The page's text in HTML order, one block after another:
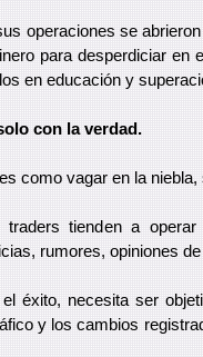
operaciones se
para desperdiciar en
en educación y
con la verdad.
como vagar en la
traders tienden a
rumores, opiniones
éxito, necesita ser
y los cambios